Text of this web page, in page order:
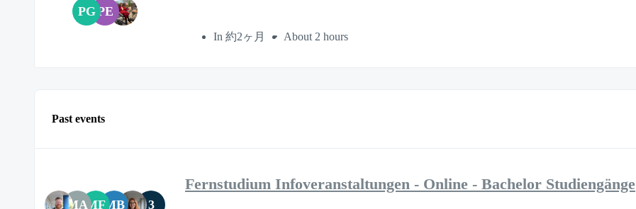
PG PE
In 約2ヶ月 About 2 hours
Past events
MAMFMB 3
Fernstudium Infoveranstaltungen - Online - Bachelor Studiengänge